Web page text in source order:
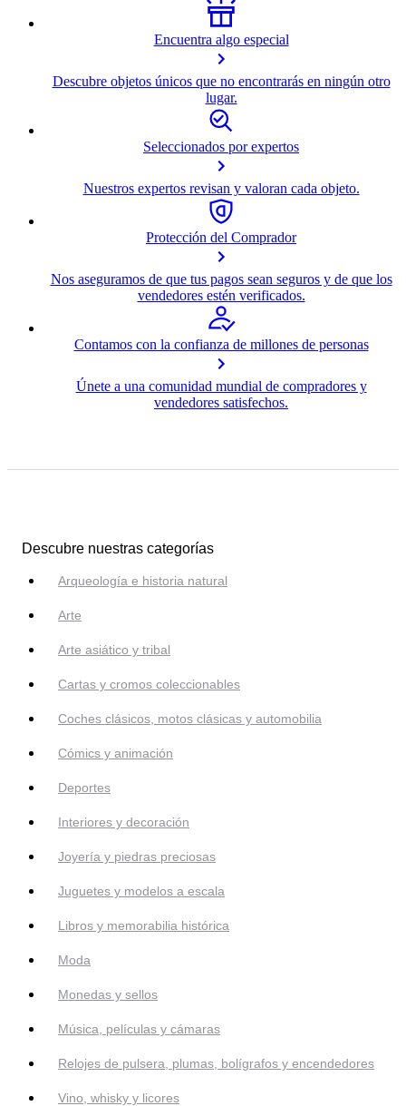
Encuentra algo especial
Descubre objetos únicos que no encontrarás en ningún otro
lugar.
Seleccionados por expertos
Nuestros expertos revisan y valoran cada objeto.
Protección del Comprador
Nos aseguramos de que tus pagos sean seguros y de que los
vendedores estén verificados.
Contamos con la confianza de millones de personas
Únete a una comunidad mundial de compradores y
vendedores satisfechos.
Descubre nuestras categorías
Arqueología e historia natural
Arte
Arte asiático y tribal
Cartas y cromos coleccionables
Coches clásicos, motos clásicas y automobilia
Cómics y animación
Deportes
Interiores y decoración
Joyería y piedras preciosas
Juguetes y modelos a escala
Libros y memorabilia histórica
Moda
Monedas y sellos
Música, películas y cámaras
Relojes de pulsera, plumas, bolígrafos y encendedores
Vino, whisky y licores